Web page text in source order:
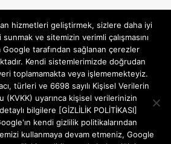
Politikası
hizmetleri geliştirmek, sizlere daha iyi
sunmak ve sitemizin verimli çalışmasını
Google tarafından sağlanan çerezler
Kendi sistemlerimizde doğrudan
toplamamakta veya işlememekteyiz.
türleri ve 6698 sayılı Kişisel Verilerin
(KVKK) uyarınca kişisel verilerinizin
bilgilere [GİZLİLİK POLİTİKASI]
kendi gizlilik politikalarından
kullanmaya devam etmeniz, Google